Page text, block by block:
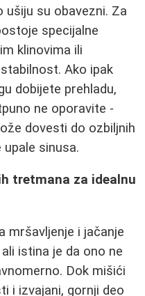
ušiju su obavezni. Za
specijalne
klinovima ili
Ako ipak
dobijete prehladu,
ne oporavite -
dovesti do ozbiljnih
sinusa.
tretmana za idealnu
mršavljenje i jačanje
istina je da ono ne
Dok mišići
i izvajani, gornji deo